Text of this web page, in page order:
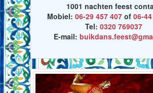
1001 nachten feest
Mobiel: 06-29 457 407of 06-
Tel: 0320 769037
E-mail: